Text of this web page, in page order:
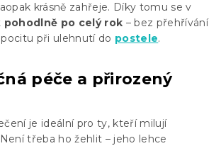
krásně zahřeje. Díky tomu se v
pohodlně po celý rok – bez přehřívání
při ulehnutí do postele.
péče a přirozený
je ideální pro ty, kteří milují
Není třeba ho žehlit – jeho lehce